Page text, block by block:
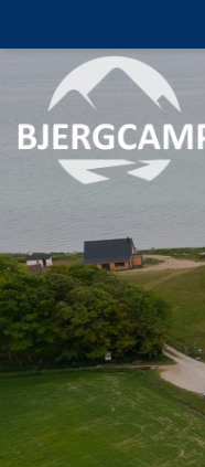
hovedindhold